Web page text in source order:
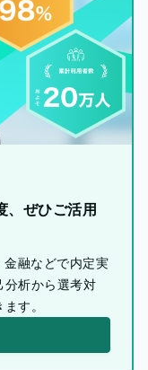
、ぜひご活用
融などで内定実
分析から選考対
す。